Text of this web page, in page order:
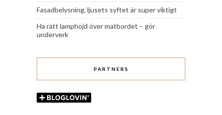
Fasadbelysning, ljusets syftet är super viktigt
Ha rätt lamphöjd över matbordet – gör
underverk
PARTNERS